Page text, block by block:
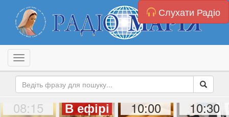
Слухати Радіо
Toggle navigation
08:15 В ефірі 10:00 10:30